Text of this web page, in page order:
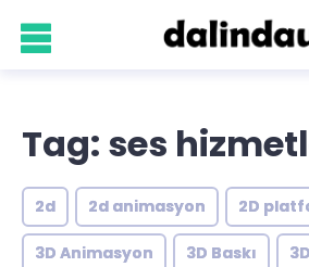
Tag: ses
2d 2d animasyon 2D
3D Animasyon 3D Baskı